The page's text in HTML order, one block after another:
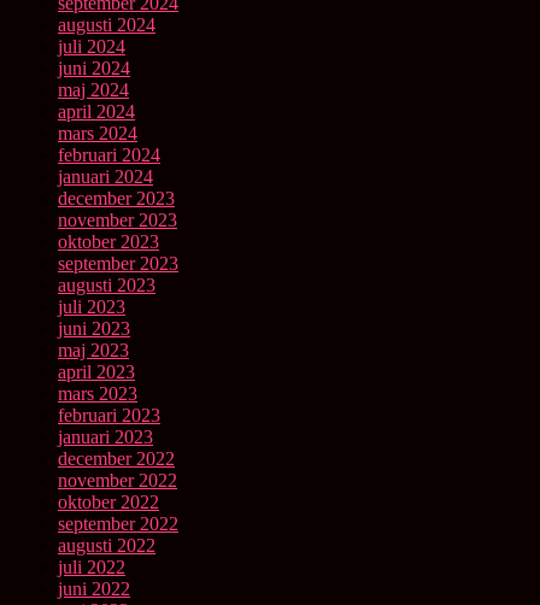
augusti 2024
juli 2024
juni 2024
maj 2024
april 2024
mars 2024
februari 2024
januari 2024
december 2023
november 2023
oktober 2023
september 2023
augusti 2023
juli 2023
juni 2023
maj 2023
april 2023
mars 2023
februari 2023
januari 2023
december 2022
november 2022
oktober 2022
september 2022
augusti 2022
juli 2022
juni 2022